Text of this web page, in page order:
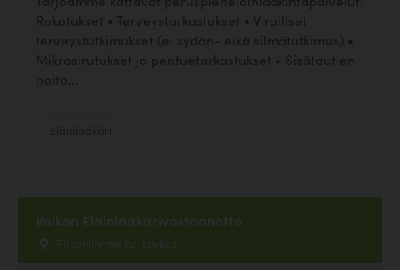
Rokotukset • Terveystarkastukset • Viralliset
terveystutkimukset (ei sydän- eikä silmätutkimus) •
Mikrosirutukset ja pentuetarkastukset • Sisätautien
hoito...
Valkon Eläinlääkärivastaanotto
Pitkäniityntie 62, Loviisa